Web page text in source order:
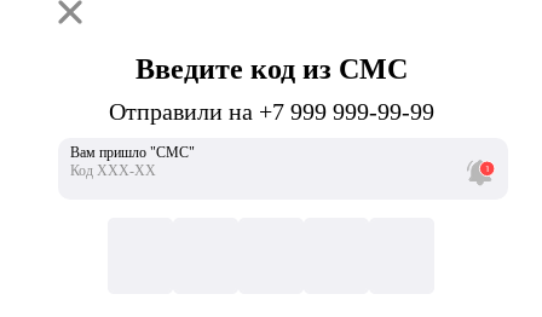
Введите код из СМС
Отправили на +7 999 999-99-99
Вам пришло "СМС"
Код ХХХ-ХХ